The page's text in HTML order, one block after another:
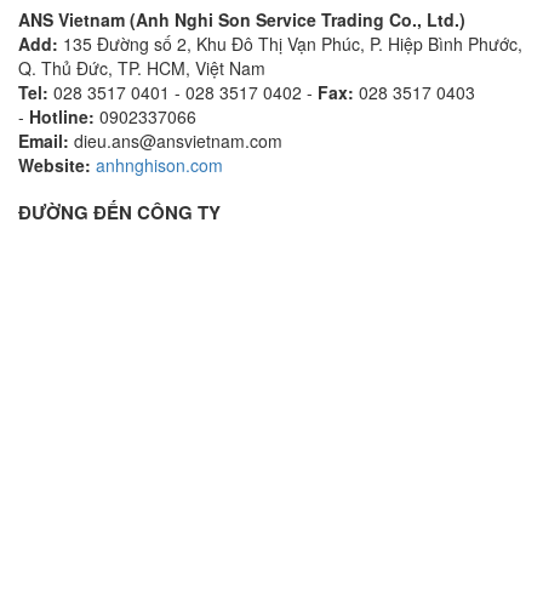
ANS Vietnam (Anh Nghi Son Service Trading Co., Ltd.)
Add: 135 Đường số 2, Khu Đô Thị Vạn Phúc, P. Hiệp Bình Phước,
Q. Thủ Đức, TP. HCM, Việt Nam
Tel: 028 3517 0401 - 028 3517 0402 - Fax: 028 3517 0403
- Hotline: 0902337066
Email: dieu.ans@ansvietnam.com
Website: anhnghison.com
ĐƯỜNG ĐẾN CÔNG TY